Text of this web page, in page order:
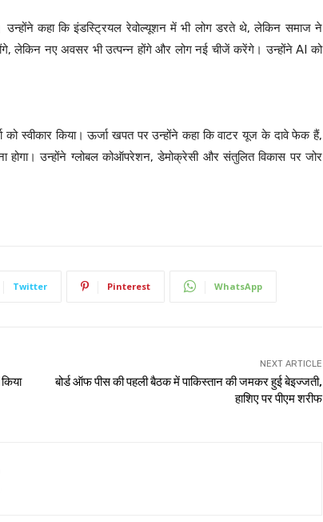
उन्होंने कहा कि इंडस्ट्रियल रेवोल्यूशन में भी लोग डरते थे, लेकिन समाज ने
लेकिन नए अवसर भी उत्पन्न होंगे और लोग नई चीजें करेंगे। उन्होंने AI को
स्वीकार किया। ऊर्जा खपत पर उन्होंने कहा कि वाटर यूज के दावे फेक हैं,
उन्होंने ग्लोबल कोऑपरेशन, डेमोक्रेसी और संतुलित विकास पर जोर
Twitter Pinterest WhatsApp
NEXT ARTICLE
बोर्ड ऑफ पीस की पहली बैठक में पाकिस्तान की जमकर हुई बेइज्जती,
हाशिए पर पीएम शरीफ